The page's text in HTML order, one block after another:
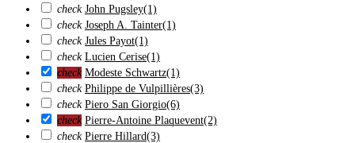
check John Pugsley(1)
check Joseph A. Tainter(1)
check Jules Payot(1)
check Lucien Cerise(1)
check Modeste Schwartz(1)
check Philippe de Vulpillières(3)
check Piero San Giorgio(6)
check Pierre-Antoine Plaquevent(2)
check Pierre Hillard(3)